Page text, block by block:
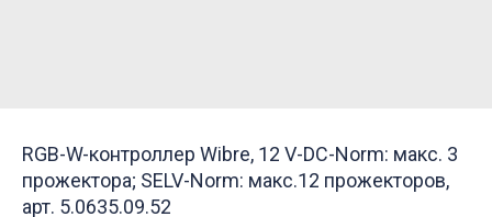
RGB-W-контроллер Wibre, 12 V-DC-Norm: макс. 3
прожектора; SELV-Norm: макс.12 прожекторов,
арт. 5.0635.09.52